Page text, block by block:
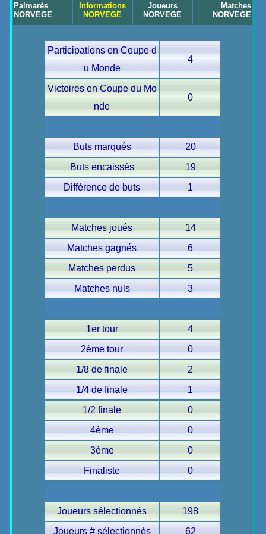
Palmarès
NORVEGE
Informations
NORVEGE
Joueurs
NORVEGE
Matches
NORVEGE
Participations en Coupe d
u Monde
4
Victoires en Coupe du Mo
nde
0
Buts marqués
20
Buts encaissés
19
Différence de buts
1
Matches joués
14
Matches gagnés
6
Matches perdus
5
Matches nuls
3
1er tour
4
2ème tour
0
1/8 de finale
2
1/4 de finale
1
1/2 finale
0
4ème
0
3ème
0
Finaliste
0
Joueurs sélectionnés
198
Joueurs # sélectionnés
62